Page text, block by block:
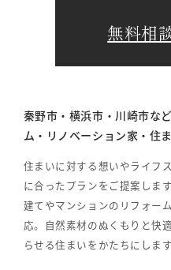
無料相
秦野市・横浜市・川崎市な
ム・リノベーション家・住
住まいに対する想いやライフ
に合ったプランをご提案しま
建てやマンションのリフォー
応。自然素材のぬくもりと快
らせる住まいをかたちにします